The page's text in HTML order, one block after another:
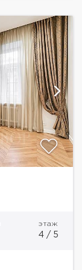
этаж
4 / 5